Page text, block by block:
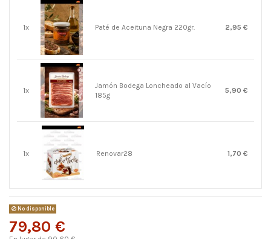
1x Paté de Aceituna Negra 220gr. 2,95 €
1x
Jamón Bodega Loncheado al Vacío
185g
5,90 €
1x Renovar28 1,70 €
No disponible
79,80 €